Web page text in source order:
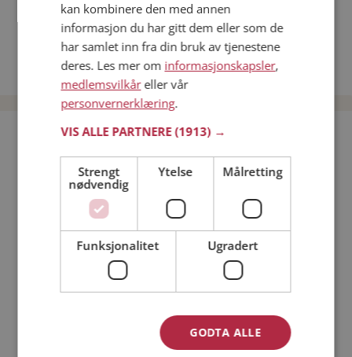
Andre single fra Stavanger
Menn fra Stavanger
Date kvinner i Norge
Date menn i Norge
Bli medlem gratis!
Jeg er en:
kan kombinere den med annen
informasjon du har gitt dem eller som de
har samlet inn fra din bruk av tjenestene
deres. Les mer om informasjonskapsler,
medlemsvilkåreller vår
personvernerklæring.
VIS ALLE PARTNERE(1913) →
Strengt
nødvendig
Ytelse Målretting
Funksjonalitet Ugradert
GODTA ALLE